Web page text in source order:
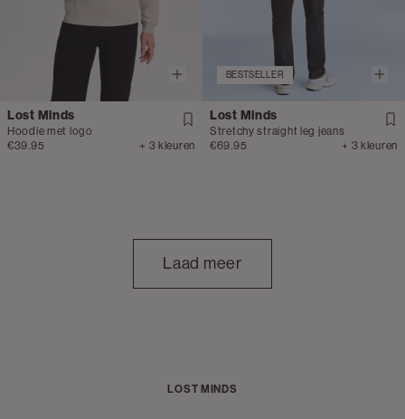
Lost Minds
Hoodie met logo
€39.95
+ 3 kleuren
BESTSELLER
Lost Minds
Stretchy straight leg jeans
€69.95
+ 3 kleuren
Laad meer
LOST MINDS